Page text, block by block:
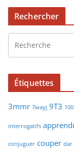
Rechercher
Étiquettes
3mmr 7wayj 9T3
interrogatifs
conjuguer couper dar